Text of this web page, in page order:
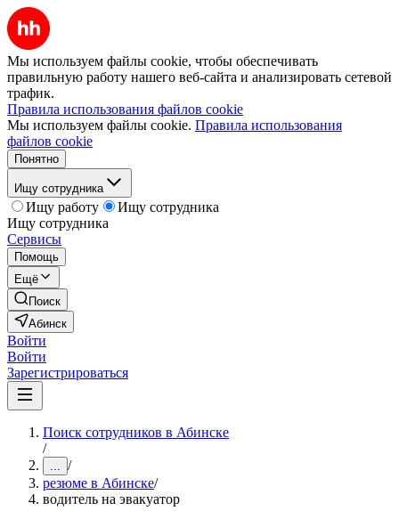
Мы используем файлы cookie, чтобы обеспечивать
правильную работу нашего веб-сайта и анализировать сетевой
трафик.
Правила использования файлов cookie
Мы используем файлы cookie. Правила использования
файлов cookie
Понятно
Ищу сотрудника
Ищу работу
Ищу сотрудника
Ищу сотрудника
Сервисы
Помощь
Ещё
Поиск
Абинск
Войти
Войти
Зарегистрироваться
Поиск сотрудников в Абинске
/
... /
резюме в Абинске/
водитель на эвакуатор